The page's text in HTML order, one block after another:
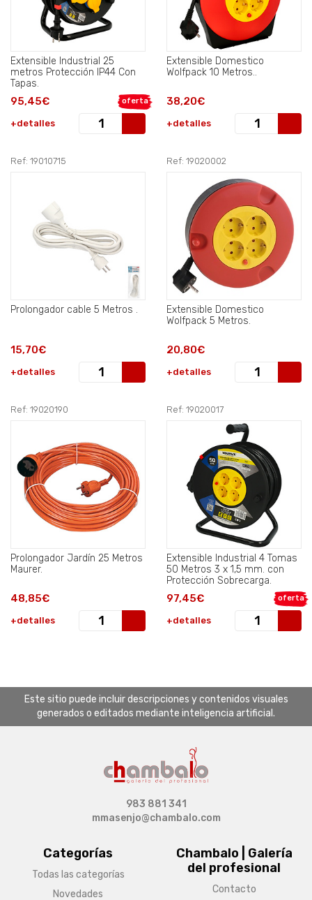
Extensible Industrial 25
metros Protección IP44 Con
Tapas.
oferta
95,45€
+detalles
Extensible Domestico
Wolfpack 10 Metros..
38,20€
+detalles
Ref: 19010715
Prolongador cable 5 Metros .
15,70€
+detalles
Ref: 19020002
Extensible Domestico
Wolfpack 5 Metros.
20,80€
+detalles
Ref: 19020190
Prolongador Jardín 25 Metros
Maurer.
48,85€
+detalles
Ref: 19020017
Extensible Industrial 4 Tomas
50 Metros 3 x 1,5 mm. con
Protección Sobrecarga.
oferta
97,45€
+detalles
Este sitio puede incluir descripciones y contenidos visuales
generados o editados mediante inteligencia artificial.
Categorías
Todas las categorías
Novedades
Chambalo | Galería
del profesional
Contacto
983 881 341
mmasenjo@chambalo.com